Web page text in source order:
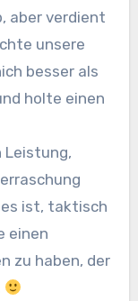
aber verdient
unsere
besser als
holte einen
Leistung,
ist, taktisch
einen
zu haben, der